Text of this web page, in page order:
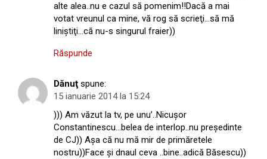
alte alea..nu e cazul să pomenim!!Dacă a mai
votat vreunul ca mine, vă rog să scrieţi…să mă
liniştiţi…că nu-s singurul fraier))
Răspunde
Dănuţ spune:
15 ianuarie 2014 la 15:24
))) Am văzut la tv, pe unu’..Nicuşor
Constantinescu…belea de interlop..nu preşedinte
de CJ)) Aşa că nu mă mir de primăretele
nostru))Face şi dnaul ceva ..bine..adică Băsescu))